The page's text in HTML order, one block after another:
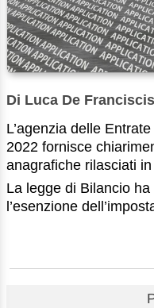
Di Luca De
L’agenzia delle
2022 fornisce
anagrafiche rilasciati
La legge di Bilancio ha
l’esenzione